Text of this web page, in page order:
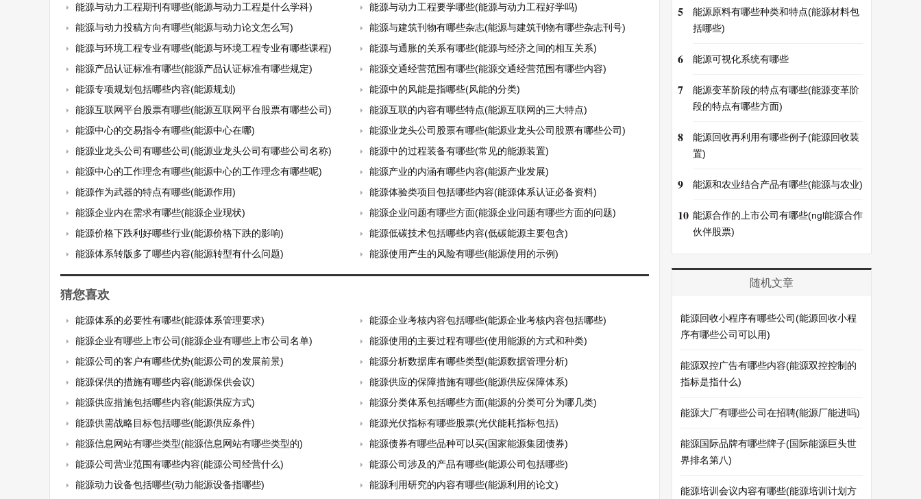
能源与动力工程期刊有哪些(能源与动力工程是什么学科)
能源与动力工程要学哪些(能源与动力工程好学吗)
能源与动力投稿方向有哪些(能源与动力论文怎么写)
能源与建筑刊物有哪些杂志(能源与建筑刊物有哪些杂志刊号)
能源与环境工程专业有哪些(能源与环境工程专业有哪些课程)
能源与通胀的关系有哪些(能源与经济之间的相互关系)
能源产品认证标准有哪些(能源产品认证标准有哪些规定)
能源交通经营范围有哪些(能源交通经营范围有哪些内容)
能源专项规划包括哪些内容(能源规划)
能源中的风能是指哪些(风能的分类)
能源互联网平台股票有哪些(能源互联网平台股票有哪些公司)
能源互联的内容有哪些特点(能源互联网的三大特点)
能源中心的交易指令有哪些(能源中心在哪)
能源业龙头公司股票有哪些(能源业龙头公司股票有哪些公司)
能源业龙头公司有哪些公司(能源业龙头公司有哪些公司名称)
能源中的过程装备有哪些(常见的能源装置)
能源中心的工作理念有哪些(能源中心的工作理念有哪些呢)
能源产业的内涵有哪些内容(能源产业发展)
能源作为武器的特点有哪些(能源作用)
能源体验类项目包括哪些内容(能源体系认证必备资料)
能源企业内在需求有哪些(能源企业现状)
能源企业问题有哪些方面(能源企业问题有哪些方面的问题)
能源价格下跌利好哪些行业(能源价格下跌的影响)
能源低碳技术包括哪些内容(低碳能源主要包含)
能源体系转版多了哪些内容(能源转型有什么问题)
能源使用产生的风险有哪些(能源使用的示例)
猜您喜欢
能源体系的必要性有哪些(能源体系管理要求)
能源企业考核内容包括哪些(能源企业考核内容包括哪些)
能源企业有哪些上市公司(能源企业有哪些上市公司名单)
能源使用的主要过程有哪些(使用能源的方式和种类)
能源公司的客户有哪些优势(能源公司的发展前景)
能源分析数据库有哪些类型(能源数据管理分析)
能源保供的措施有哪些内容(能源保供会议)
能源供应的保障措施有哪些(能源供应保障体系)
能源供应措施包括哪些内容(能源供应方式)
能源分类体系包括哪些方面(能源的分类可分为哪几类)
能源供需战略目标包括哪些(能源供应条件)
能源光伏指标有哪些股票(光伏能耗指标包括)
能源信息网站有哪些类型(能源信息网站有哪些类型的)
能源债券有哪些品种可以买(国家能源集团债券)
能源公司营业范围有哪些内容(能源公司经营什么)
能源公司涉及的产品有哪些(能源公司包括哪些)
能源动力设备包括哪些(动力能源设备指哪些)
能源利用研究的内容有哪些(能源利用的论文)
5
能源原料有哪些种类和特点(能源材料包
括哪些)
6 能源可视化系统有哪些
7
能源变革阶段的特点有哪些(能源变革阶
段的特点有哪些方面)
8
能源回收再利用有哪些例子(能源回收装
置)
9 能源和农业结合产品有哪些(能源与农业)
10 能源合作的上市公司有哪些(ngl能源合作
伙伴股票)
随机文章
能源回收小程序有哪些公司(能源回收小程
序有哪些公司可以用)
能源双控广告有哪些内容(能源双控控制的
指标是指什么)
能源大厂有哪些公司在招聘(能源厂能进吗)
能源国际品牌有哪些牌子(国际能源巨头世
界排名第八)
能源培训会议内容有哪些(能源培训计划方